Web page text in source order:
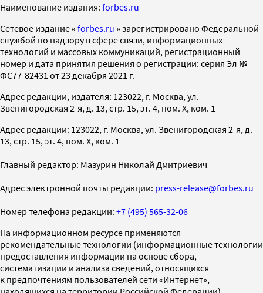
Наименование издания: forbes.ru
Cетевое издание « forbes.ru » зарегистрировано Федеральной
службой по надзору в сфере связи, информационных
технологий и массовых коммуникаций, регистрационный
номер и дата принятия решения о регистрации: серия Эл №
ФС77-82431 от 23 декабря 2021 г.
Адрес редакции, издателя: 123022, г. Москва, ул.
Звенигородская 2-я, д. 13, стр. 15, эт. 4, пом. X, ком. 1
Адрес редакции: 123022, г. Москва, ул. Звенигородская 2-я, д.
13, стр. 15, эт. 4, пом. X, ком. 1
Главный редактор: Мазурин Николай Дмитриевич
Адрес электронной почты редакции: press-release@forbes.ru
Номер телефона редакции: +7 (495) 565-32-06
На информационном ресурсе применяются
рекомендательные технологии (информационные технологии
предоставления информации на основе сбора,
систематизации и анализа сведений, относящихся
к предпочтениям пользователей сети «Интернет»,